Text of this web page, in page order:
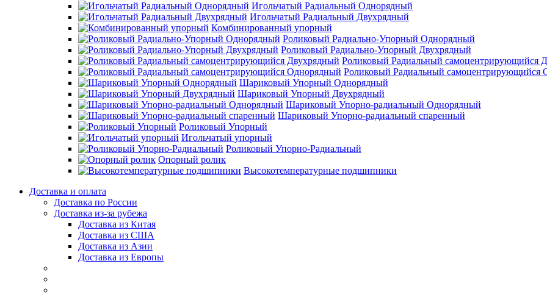
Игольчатый Радиальный Однорядный
Игольчатый Радиальный Двухрядный
Комбинированный упорный
Роликовый Радиально-Упорный Однорядный
Роликовый Радиально-Упорный Двухрядный
Роликовый Радиальный самоцентрирующийся
Роликовый Радиальный самоцентрирующийся
Шариковый Упорный Однорядный
Шариковый Упорный Двухрядный
Шариковый Упорно-радиальный Однорядный
Шариковый Упорно-радиальный спаренный
Роликовый Упорный
Игольчатый упорный
Роликовый Упорно-Радиальный
Опорный ролик
Высокотемпературные подшипники
Доставка и оплата
Доставка по России
Доставка из-за рубежа
Доставка из Китая
Доставка из США
Доставка из Азии
Доставка из Европы